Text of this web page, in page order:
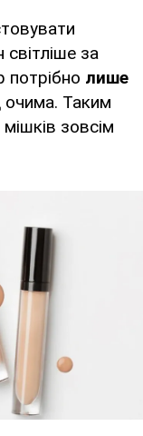
за
потрібно лише
очима. Таким
зовсім